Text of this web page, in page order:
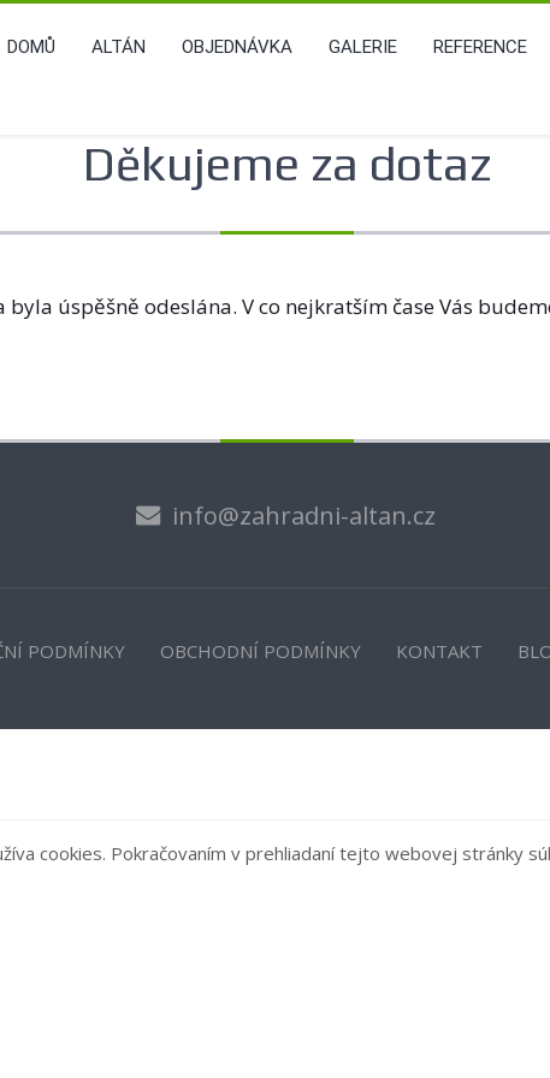
DOMŮ ALTÁN OBJEDNÁVKA GALERIE REFERENCE
Děkujeme za dotaz
byla úspěšně odeslána. Vco nejkratším časeVás
info@zahradni-altan.cz
PODMÍNKY OBCHODNÍ PODMÍNKY KONTAKT
cookies. Pokračovaním v prehliadaní tejto webovej stránky